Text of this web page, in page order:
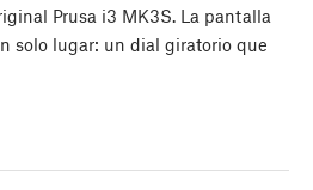
Prusa i3 MK3S. La pantalla
solo lugar: un dial giratorio que